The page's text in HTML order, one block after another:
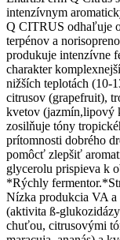
intenzívnym
Q CITRUS odhaľuje
terpénov a
produkuje intenzívne
charakter
nižších teplotách (10-
citrusov (grapefruit),
kvetov (jazmín,lipový
zosilňuje tóny
prítomnosti dobrého
pomôcť zlepšiť
glycerolu prispieva k
*Rýchly
Nízka produkcia VA
(aktivita ß-
chuťou, citrusovými